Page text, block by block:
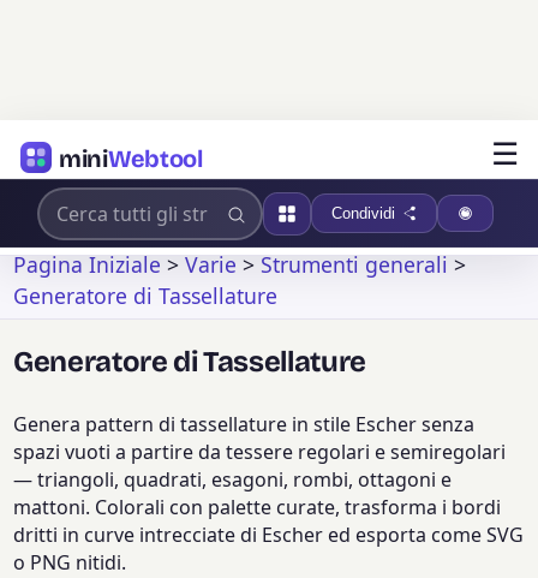
miniWebtool ☰
Condividi
Pagina Iniziale>Varie>Strumenti generali>
Generatore di Tassellature
Generatore di Tassellature
Genera pattern di tassellature in stile Escher senza
spazi vuoti a partire da tessere regolari e semiregolari
— triangoli, quadrati, esagoni, rombi, ottagoni e
mattoni. Colorali con palette curate, trasforma i bordi
dritti in curve intrecciate di Escher ed esporta come SVG
o PNG nitidi.